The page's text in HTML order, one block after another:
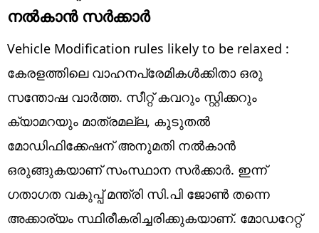
Lifestyle
world
Technology
Web Story
Photo
Short Videos
നല്‍കാന്‍ സര്‍ക്കാര്‍
Vehicle Modification rules likely to be relaxed :
കേരളത്തിലെ വാഹനപ്രേമികള്‍ക്കിതാ ഒരു
സന്തോഷ വാര്‍ത്ത. സീറ്റ് കവറും സ്റ്റിക്കറും
ക്യാമറയും മാത്രമല്ല, കൂടുതല്‍
മോഡിഫിക്കേഷന് അനുമതി നല്‍കാന്‍
ഒരുങ്ങുകയാണ് സംസ്ഥാന സര്‍ക്കാര്‍. ഇന്ന്
ഗതാഗത വകുപ്പ് മന്ത്രി സി.പി ജോണ്‍ തന്നെ
അക്കാര്യം സ്ഥിരീകരിച്ചരിക്കുകയാണ്. മോഡറേറ്റ്